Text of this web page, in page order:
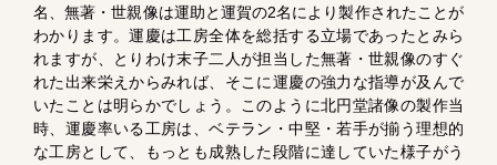
名、無著・世親像は運助と運賀の2名により製作されたことが
わかります。運慶は工房全体を総括する立場であったとみら
れますが、とりわけ末子二人が担当した無著・世親像のすぐ
れた出来栄えからみれば、そこに運慶の強力な指導が及んで
いたことは明らかでしょう。このように北円堂諸像の製作当
時、運慶率いる工房は、ベテラン・中堅・若手が揃う理想的
な工房として、もっとも成熟した段階に達していた様子がう